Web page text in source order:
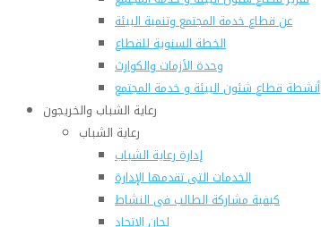
عن قطاع خدمة المجتمع وتنمية البيئة
الخطة السنوية للقطاع
وحدة الأزمات والكوارث
أنشطة قطاع شئون البيئة و خدمة المجتمع
رعاية الشباب والخريجون
رعاية الشباب
إدارة رعاية الشباب
الخدمات التى تقدمها الإدارة
كيفية مشاركة الطالب فى النشاط
لجان الإتحاد